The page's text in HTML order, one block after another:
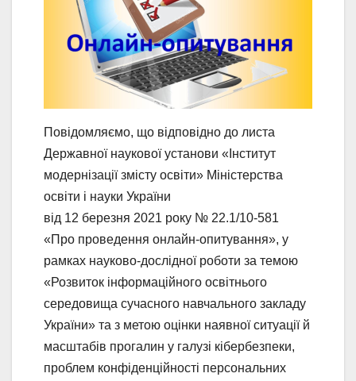
Повідомляємо, що відповідно до листа
Державної наукової установи «Інститут
модернізації змісту освіти» Міністерства
освіти і науки України
від 12 березня 2021 року № 22.1/10-581
«Про проведення онлайн-опитування», у
рамках науково-дослідної роботи за темою
«Розвиток інформаційного освітнього
середовища сучасного навчального закладу
України» та з метою оцінки наявної ситуації й
масштабів прогалин у галузі кібербезпеки,
проблем конфіденційності персональних